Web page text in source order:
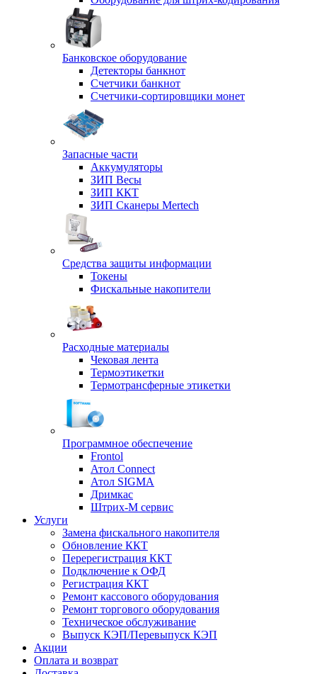
Банковское оборудование
Детекторы банкнот
Счетчики банкнот
Счетчики-сортировщики монет
Запасные части
Аккумуляторы
ЗИП Весы
ЗИП ККТ
ЗИП Сканеры Mertech
Средства защиты информации
Токены
Фискальные накопители
Расходные материалы
Чековая лента
Термоэтикетки
Термотрансферные этикетки
Программное обеспечение
Frontol
Атол Connect
Атол SIGMA
Дримкас
Штрих-М сервис
Услуги
Замена фискального накопителя
Обновление ККТ
Перерегистрация ККТ
Подключение к ОФД
Регистрация ККТ
Ремонт кассового оборудования
Ремонт торгового оборудования
Техническое обслуживание
Выпуск КЭП/Перевыпуск КЭП
Акции
Оплата и возврат